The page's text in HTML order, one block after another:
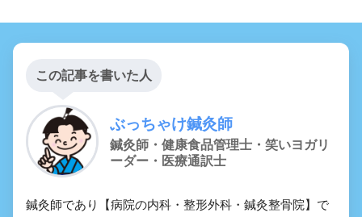
この記事を書いた人
ぶっちゃけ鍼灸師
鍼灸師・健康食品管理士・笑いヨガリ
ーダー・医療通訳士
鍼灸師であり【病院の内科・整形外科・鍼灸整骨院】で